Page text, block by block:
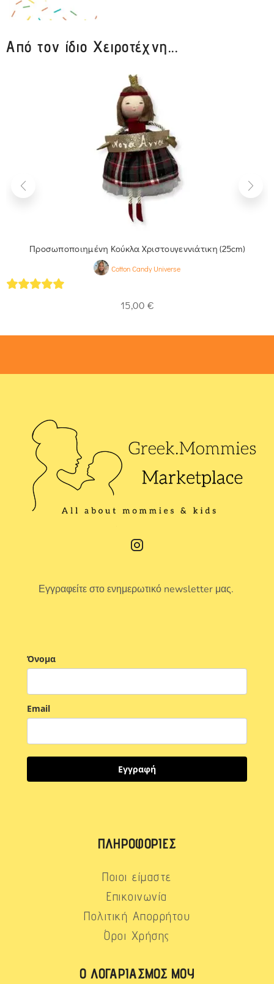
Από τον ίδιο Χειροτέχνη...
Προσωποποιημένη Κούκλα Χριστουγεννιάτικη (25cm)
Cotton Candy Universe
15,00 €
Εγγραφείτε στο ενημερωτικό newsletter μας.
Όνομα
Email
Εγγραφή
ΠΛΗΡΟΦΟΡΊΕΣ
Ποιοι είμαστε
Επικοινωνία
Πολιτική Απορρήτου
Όροι Χρήσης
Ο ΛΟΓΑΡΙΑΣΜΌΣ ΜΟΥ